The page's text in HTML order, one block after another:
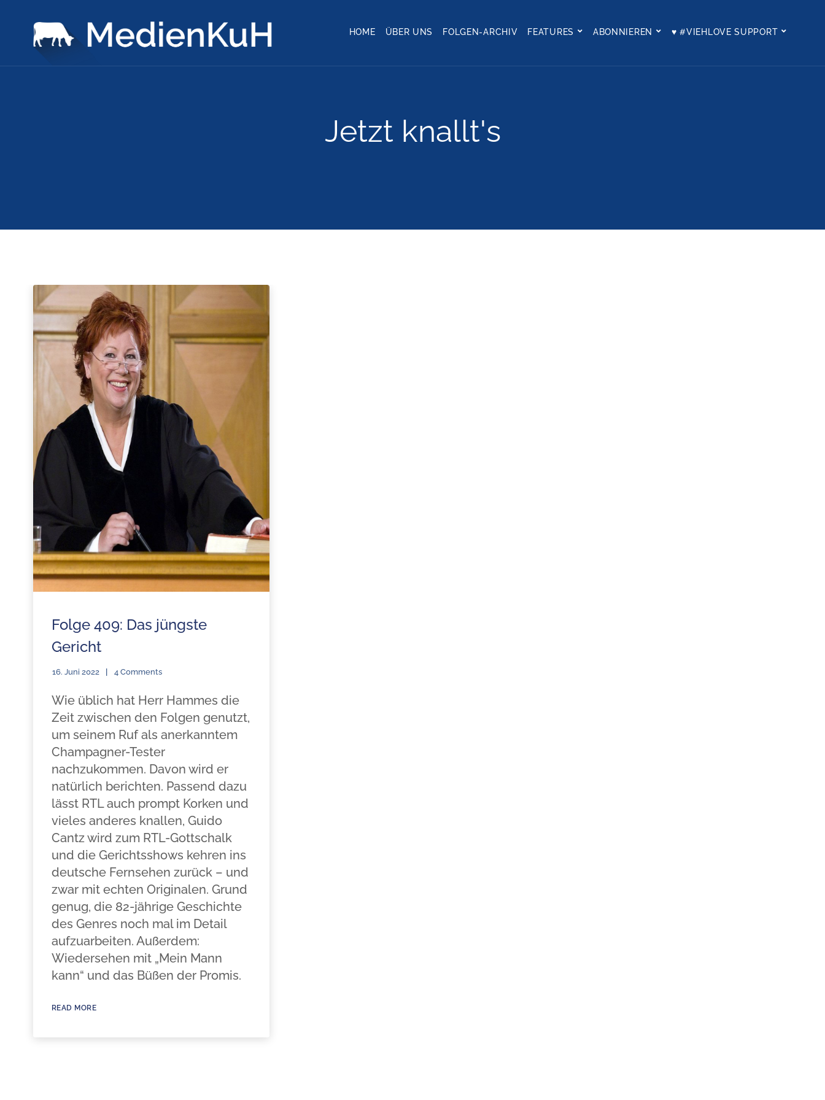
HOME ÜBER UNS FOLGEN-ARCHIV FEATURES ABONNIEREN ♥ #VIEHLOVE SUPPORT
Jetzt knallt's
Folge 409: Das jüngste
Gericht
16. Juni 2022 4 Comments
Wie üblich hat Herr Hammes die
Zeit zwischen den Folgen genutzt,
um seinem Ruf als anerkanntem
Champagner-Tester
nachzukommen. Davon wird er
natürlich berichten. Passend dazu
lässt RTL auch prompt Korken und
vieles anderes knallen, Guido
Cantz wird zum RTL-Gottschalk
und die Gerichtsshows kehren ins
deutsche Fernsehen zurück – und
zwar mit echten Originalen. Grund
genug, die 82-jährige Geschichte
des Genres noch mal im Detail
aufzuarbeiten. Außerdem:
Wiedersehen mit „Mein Mann
kann“ und das Büßen der Promis.
READ MORE